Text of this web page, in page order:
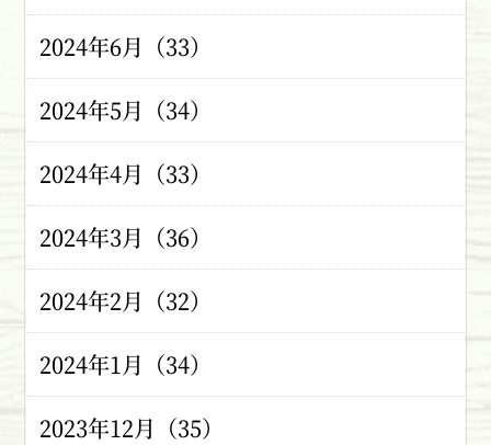
2024年6月（33）
2024年5月（34）
2024年4月（33）
2024年3月（36）
2024年2月（32）
2024年1月（34）
2023年12月（35）